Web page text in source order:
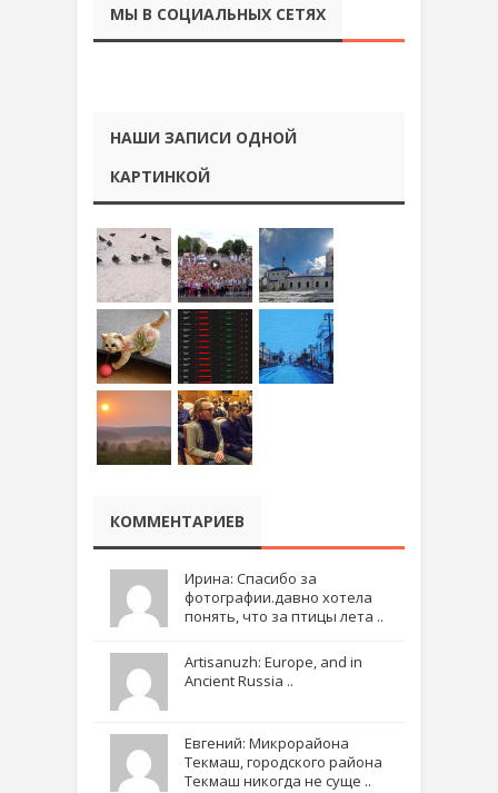
МЫ В СОЦИАЛЬНЫХ СЕТЯХ
НАШИ ЗАПИСИ ОДНОЙ
КАРТИНКОЙ
КОММЕНТАРИЕВ
Ирина: Спасибо за
фотографии.давно хотела
понять, что за птицы лета ..
Artisanuzh: Europe, and in
Ancient Russia ..
Евгений: Микрорайона
Текмаш, городского района
Текмаш никогда не суще ..